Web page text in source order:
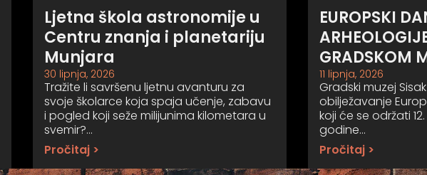
Ljetna škola astronomije u
Centru znanja i planetariju
Munjara
30 lipnja, 2026
Tražite li savršenu ljetnu avanturu za
svoje školarce koja spaja učenje, zabavu
i pogled koji seže milijunima kilometara u
svemir?…
Pročitaj >
EUROPSKI
GRADSKOM
11 lipnja, 2026
Gradski muzej
obilježavanje
koji će se održati 12.
godine…
Pročitaj >